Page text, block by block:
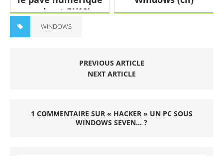
au boot (W10)
WINDOWS
PREVIOUS ARTICLE
NEXT ARTICLE
1 COMMENTAIRE SUR « HACKER » UN PC SOUS
WINDOWS SEVEN… ?